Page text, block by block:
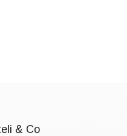
& Co